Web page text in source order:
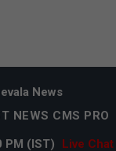
News
NEWS CMS PRO
PM (IST)
Live Chat